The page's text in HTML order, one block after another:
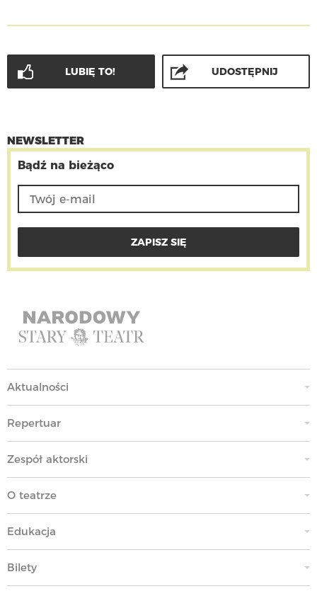
LUBIĘ TO! UDOSTĘPNIJ
NEWSLETTER
Bądź na bieżąco
Aktualności
Repertuar
Zespół aktorski
O teatrze
Edukacja
Bilety